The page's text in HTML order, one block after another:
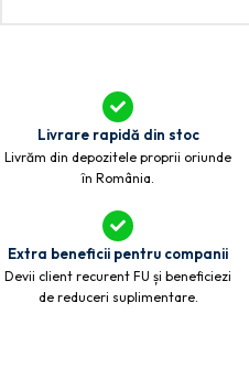
Livrare rapidă din stoc
Livrăm din depozitele proprii oriunde
în România.
Extra beneficii pentru companii
Devii client recurent FU și beneficiezi
de reduceri suplimentare.